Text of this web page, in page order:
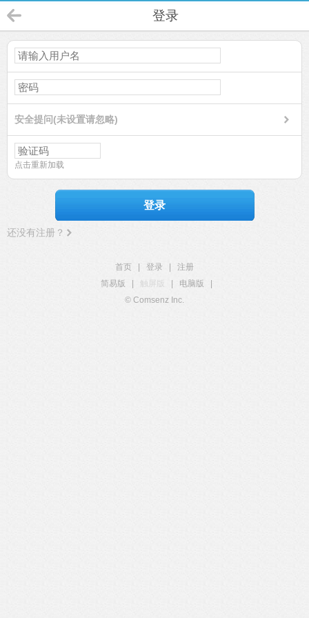
登录
安全提问(未设置请忽略)
点击重新加载
登录
还没有注册？
首页 登录
注册
简易版
触屏版 电脑版
© Comsenz Inc.